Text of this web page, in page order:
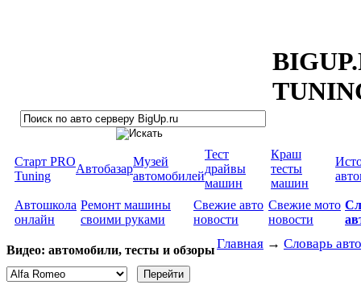
Старт PRO
Tuning
Автобазар
Музей
автомобилей
Тест
драйвы
машин
Краш
тесты
машин
Автошкола
онлайн
Ремонт машины
своими руками
Свежие авто
новости
Свежие мото
новости
Видео: автомобили, тесты и обзорыГлавная → Словарь